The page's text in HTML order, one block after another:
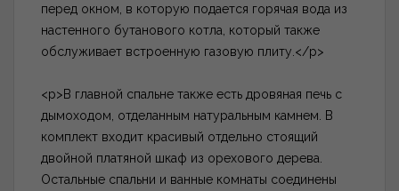
перед окном, в которую подается горячая вода из
настенного бутанового котла, который также
обслуживает встроенную газовую плиту.</p>
<p>В главной спальне также есть дровяная печь с
дымоходом, отделанным натуральным камнем. В
комплект входит красивый отдельно стоящий
двойной платяной шкаф из орехового дерева.
Остальные спальни и ванные комнаты соединены